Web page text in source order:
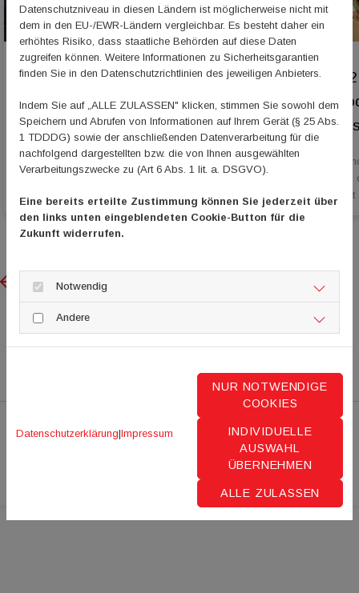
Grenzübergreifende Projekte
fördern
15. Juli 2026
Webinar zur Interreg-Kleinprojekteförderung der
Großregion am 20. August
Folge
- Der
15. Juli 2026
Laurena
Mainz, ist
ihr
Previous
Next
Datenschutzniveau in diesen Ländern ist möglicherweise nicht mit
dem in den EU-/EWR-Ländern vergleichbar. Es besteht daher ein
erhöhtes Risiko, dass staatliche Behörden auf diese Daten
zugreifen können. Weitere Informationen zu Sicherheitsgarantien
finden Sie in den Datenschutzrichtlinien des jeweiligen Anbieters.
Indem Sie auf „ALLE ZULASSEN" klicken, stimmen Sie sowohl dem
Speichern und Abrufen von Informationen auf Ihrem Gerät (§ 25 Abs.
1 TDDDG) sowie der anschließenden Datenverarbeitung für die
nachfolgend dargestellten bzw. die von Ihnen ausgewählten
Verarbeitungszwecke zu (Art 6 Abs. 1 lit. a. DSGVO).
Eine bereits erteilte Zustimmung können Sie jederzeit über
den links unten eingeblendeten Cookie-Button für die
Zukunft widerrufen.
Notwendig
Andere
Datenschutzerklärung|Impressum
NUR NOTWENDIGE
COOKIES
INDIVIDUELLE
AUSWAHL
ÜBERNEHMEN
ALLE ZULASSEN